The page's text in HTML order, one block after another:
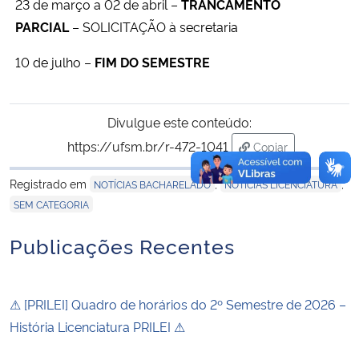
23 de março a 02 de abril – TRANCAMENTO
PARCIAL– SOLICITAÇÃO à secretaria
10 de julho – FIM DO SEMESTRE
Divulgue este conteúdo:
https://ufsm.br/r-472-1041
Copiar
para área de
Registrado em
NOTÍCIAS BACHARELADO , NOTÍCIAS LICENCIATURA ,
SEM CATEGORIA
Publicações Recentes
⚠ [PRILEI] Quadro de horários do 2º Semestre de 2026 –
História Licenciatura PRILEI ⚠